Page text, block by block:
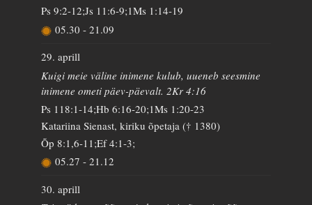
Ps 9:2-12;Js 11:6-9;1Ms 1:14-19
05.30 - 21.09
29. aprill
Kuigi meie väline inimene kulub, uueneb seesmine
inimene ometi päev-päevalt. 2Kr 4:16
Ps 118:1-14;Hb 6:16-20;1Ms 1:20-23
Katariina Sienast, kiriku õpetaja († 1380)
Õp 8:1,6-11;Ef 4:1-3;
05.27 - 21.12
30. aprill